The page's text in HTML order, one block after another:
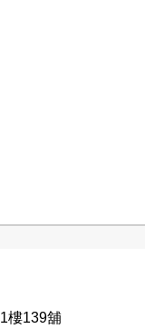
樓139舖